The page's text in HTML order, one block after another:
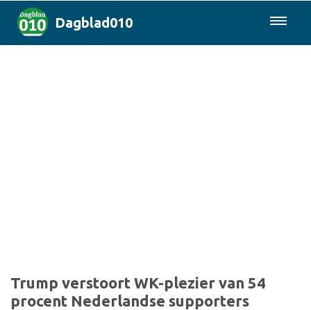
Dagblad010
Trump verstoort WK-plezier van 54
procent Nederlandse supporters